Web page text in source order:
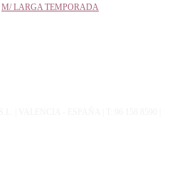
M/ LARGA TEMPORADA